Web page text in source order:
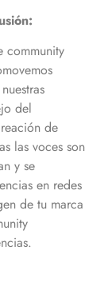
community
del
de
las voces son
y se
en redes
de tu marca